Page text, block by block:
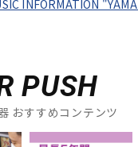
INFORMATION
PUSH
おすすめコンテンツ